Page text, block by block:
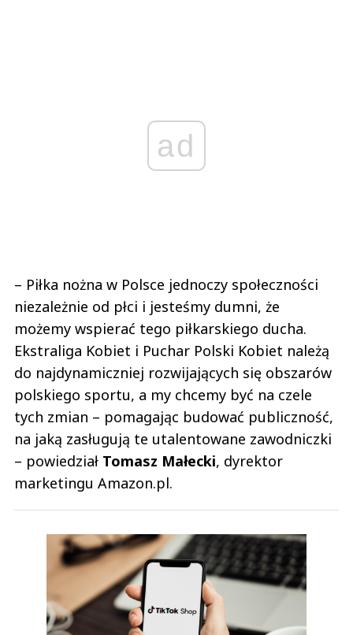
ad
– Piłka nożna w Polsce jednoczy społeczności
niezależnie od płci i jesteśmy dumni, że
możemy wspierać tego piłkarskiego ducha.
Ekstraliga Kobiet i Puchar Polski Kobiet należą
do najdynamiczniej rozwijających się obszarów
polskiego sportu, a my chcemy być na czele
tych zmian – pomagając budować publiczność,
na jaką zasługują te utalentowane zawodniczki
– powiedział Tomasz Małecki, dyrektor
marketingu Amazon.pl.